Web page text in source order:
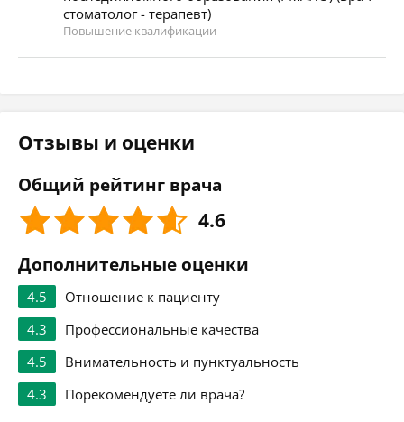
стоматолог - терапевт)
Повышение квалификации
Отзывы и оценки
Общий рейтинг врача
4.6
Дополнительные оценки
4.5
Отношение к пациенту
4.3
Профессиональные качества
4.5
Внимательность и пунктуальность
4.3
Порекомендуете ли врача?